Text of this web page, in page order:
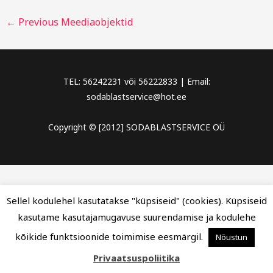
← Previous Meediaobjektid
TEL: 56242231 või 56222833 | Email:
sodablastservice@hot.ee
Copyright © [2012] SODABLASTSERVICE OÜ
Sellel kodulehel kasutatakse "küpsiseid" (cookies). Küpsiseid
kasutame kasutajamugavuse suurendamise ja kodulehe
kõikide funktsioonide toimimise eesmärgil.
Nõustun
Privaatsuspoliitika